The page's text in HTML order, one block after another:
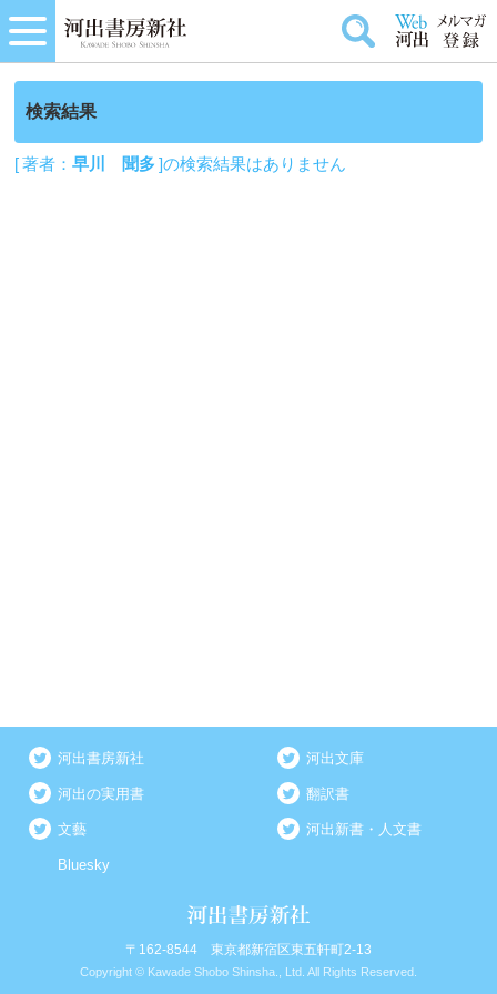
検索結果
[ 著者：早川 聞多 ]の検索結果はありません
河出書房新社 河出文庫
河出の実用書 翻訳書
文藝 河出新書・人文書
Bluesky
〒162-8544 東京都新宿区東五軒町2-13
Copyright © Kawade Shobo Shinsha., Ltd. All Rights Reserved.